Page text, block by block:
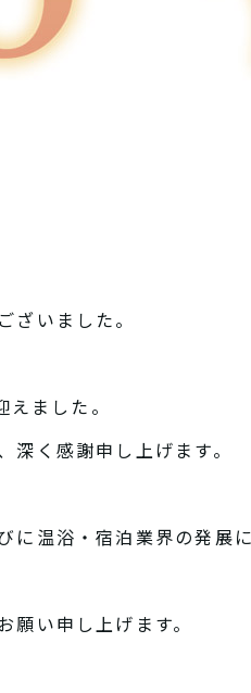
いました。
ました。
く感謝申し上げます。
温浴・宿泊業界の発展
い申し上げます。